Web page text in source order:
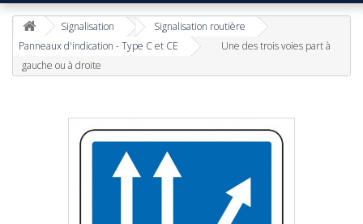
Signalisation
Signalisation routière
Panneaux d'indication - Type C et CE
Une des trois voies part à
gauche ou à droite